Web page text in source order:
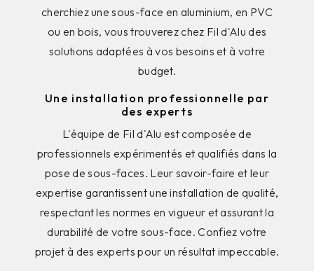
cherchiez une sous-face en aluminium, en PVC
ou en bois, vous trouverez chez Fil d'Alu des
solutions adaptées à vos besoins et à votre
budget.
Une installation professionnelle par
des experts
L'équipe de Fil d'Alu est composée de
professionnels expérimentés et qualifiés dans la
pose de sous-faces. Leur savoir-faire et leur
expertise garantissent une installation de qualité,
respectant les normes en vigueur et assurant la
durabilité de votre sous-face. Confiez votre
projet à des experts pour un résultat impeccable.